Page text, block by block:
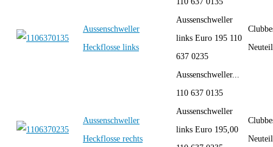
Aussenschweller
Heckflosse links
Aussenschweller
links Euro 195 110
637 0235
Aussenschweller...
Aussenschweller
Heckflosse rechts
110 637 0135
Aussenschweller
links Euro 195,00